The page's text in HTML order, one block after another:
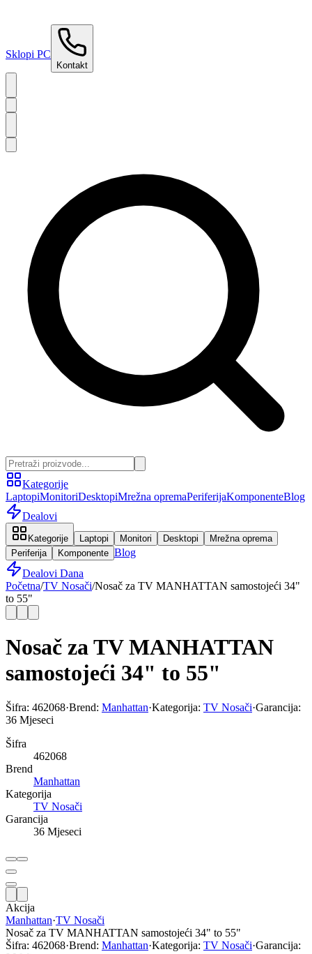
Sklopi PC
Kontakt
Kategorije
LaptopiMonitoriDesktopiMrežna opremaPeriferijaKomponenteBlog
Dealovi
Kategorije Laptopi Monitori Desktopi
Mrežna oprema
Periferija
Komponente Blog
Dealovi Dana
Početna/TV Nosači/Nosač za TV MANHATTAN samostojeći 34"
to 55"
Nosač za TV MANHATTAN
samostojeći 34" to 55"
Šifra: 462068·Brend: Manhattan·Kategorija: TV Nosači·Garancija:
36 Mjeseci
Šifra
462068
Brend
Manhattan
Kategorija
TV Nosači
Garancija
36 Mjeseci
Akcija
Manhattan·TV Nosači
Nosač za TV MANHATTAN samostojeći 34" to 55"
Šifra: 462068·Brend: Manhattan·Kategorija: TV Nosači·Garancija: